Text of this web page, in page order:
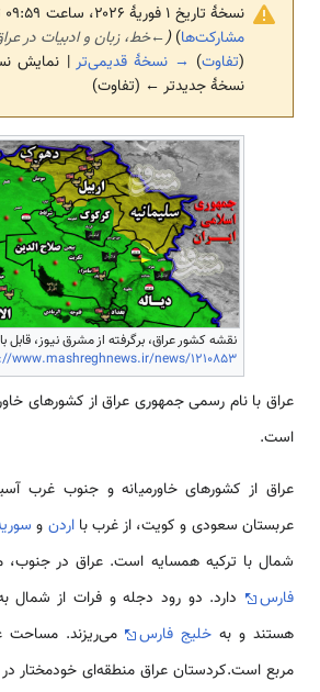
نسخهٔ تاریخ ‏۱ فوریهٔ ۲۰۲۶، ساعت ۰۹:۵۹ توسط
مشارکت‌ها)
(
←خط، زبان و ادبیات در
(تفاوت) → نسخهٔ قدیمی‌تر | نمایش
نسخهٔ جدیدتر ← (تفاوت)
نقشه کشور عراق، برگرفته از مشرق نیوز، قابل
www.mashreghnews.ir/news/1210853/
عراق با نام رسمی جمهوری عراق از کشورهای
است.
عراق از کشورهای خاورمیانه و جنوب غرب
عربستان سعودی و کویت، از غرب بااردن و
شمال با ترکیه همسایه است. عراق در جنوب،
فارس
دارد. دو رود دجله و فرات از شمال
هستند و به خلیج فارس
مربع است.کردستان عراق منطقه‌ای خودمختار